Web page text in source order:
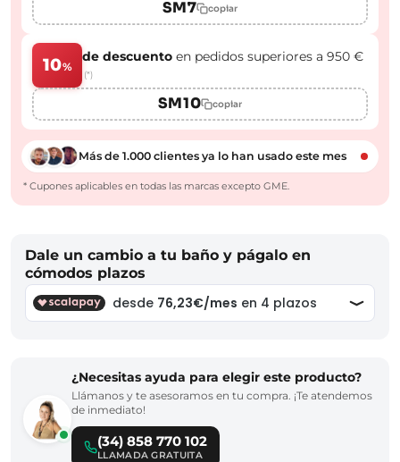
SM7 copiar
10%
de descuento en pedidos superiores a 950 €
(*)
SM10 copiar
Más de 1.000 clientes ya lo han usado este mes
* Cupones aplicables en todas las marcas excepto GME.
Dale un cambio a tu baño y págalo en
cómodos plazos
¿Necesitas ayuda para elegir este producto?
Llámanos y te asesoramos en tu compra. ¡Te atendemos
de inmediato!
(34) 858 770 102
LLAMADA GRATUITA